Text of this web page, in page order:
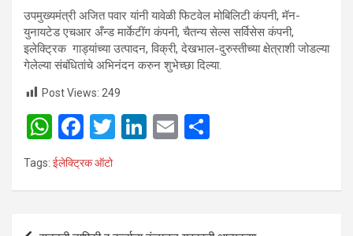
उपमुख्यमंत्री अजित पवार यांनी यावेळी फिटवेल मोबिलिटी कंपनी, मॅन-
युनायटेड एचआर अँन्ड मार्केटींग कंपनी, चैतन्य सेल्स सर्विसेस कंपनी,
इलेक्ट्रिक गाड्यांच्या उत्पादन, विक्री, देखभाल-दुरुस्तीच्या क्षेत्राशी जोडल्या
गेलेल्या संबंधितांचे अभिनंदन करुन शुभेच्छा दिल्या.
Post Views: 249
W
h
at
A
F
a
o
T
Li
n
E
Tags: ईलेक्ट्रिक ऑटो
Post